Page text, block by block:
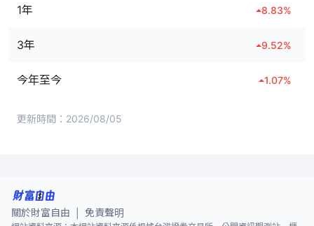
1年 8.83%
3年 9.52%
今年至今 1.07%
更新時間： 2026/08/05
關於財富自由 免責聲明